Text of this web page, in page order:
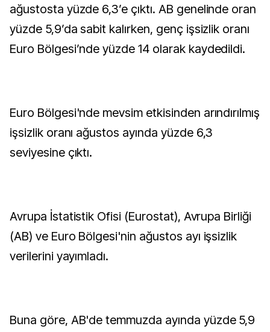
ağustosta yüzde 6,3’e çıktı. AB genelinde oran
yüzde 5,9’da sabit kalırken, genç işsizlik oranı
Euro Bölgesi’nde yüzde 14 olarak kaydedildi.
Euro Bölgesi'nde mevsim etkisinden arındırılmış
işsizlik oranı ağustos ayında yüzde 6,3
seviyesine çıktı.
Avrupa İstatistik Ofisi (Eurostat), Avrupa Birliği
(AB) ve Euro Bölgesi'nin ağustos ayı işsizlik
verilerini yayımladı.
Buna göre, AB'de temmuzda ayında yüzde 5,9